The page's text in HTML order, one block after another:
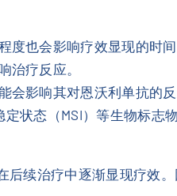
也会影响疗效显现的时间
治疗反应。
影响其对恩沃利单抗的反
状态（MSI）等生物标志
续治疗中逐渐显现疗效